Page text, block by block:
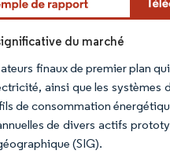
du marché
finaux de premier plan
ainsi que les systèmes
de consommation
de divers actifs
(SIG).